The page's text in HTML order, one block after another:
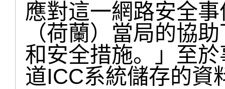
應對這一網路安全
（荷蘭）當局的協
和安全措施。」至
道ICC系統儲存的資